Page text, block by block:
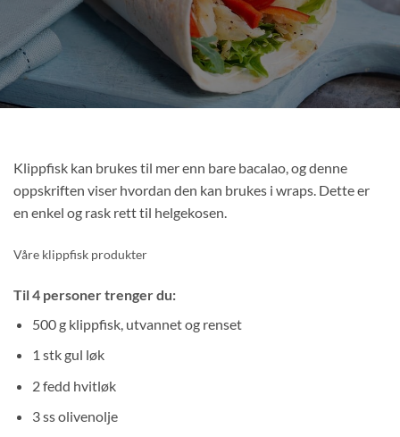
Klippfisk kan brukes til mer enn bare bacalao, og denne
oppskriften viser hvordan den kan brukes i wraps. Dette er
en enkel og rask rett til helgekosen.
Våre klippfisk produkter
Til 4 personer trenger du:
500 g klippfisk, utvannet og renset
1 stk gul løk
2 fedd hvitløk
3 ss olivenolje